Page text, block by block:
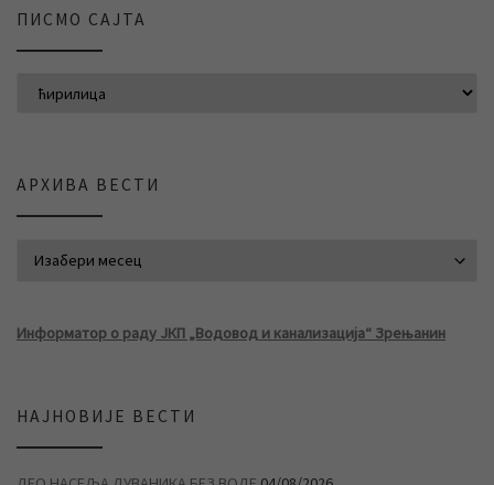
ПИСМО САЈТА
АРХИВА ВЕСТИ
Информатор о раду ЈКП „Водовод и канализација“ Зрењанин
НАЈНОВИЈЕ ВЕСТИ